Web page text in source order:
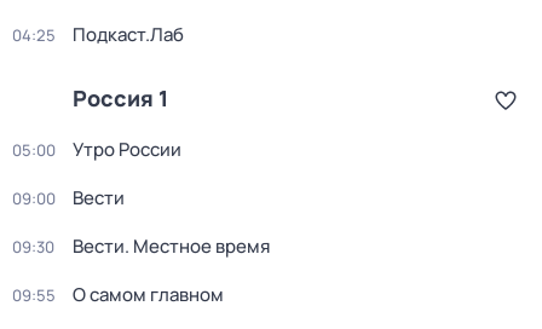
04:25 Подкаст.Лаб
Россия 1
05:00 Утро России
09:00 Вести
09:30 Вести. Местное время
09:55 О самом главном